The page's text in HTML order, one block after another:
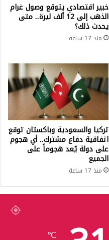
خبير اقتصادي يتوقع وصول غرام
الذهب إلى 12 ألف ليرة.. متى
يحدث ذلك؟
منذ 17 ساعة
تركيا والسعودية وباكستان توقع
اتفاقية دفاع مشترك.. أي هجوم
على دولة يُعد هجوماً على
الجميع
منذ 17 ساعة
℃